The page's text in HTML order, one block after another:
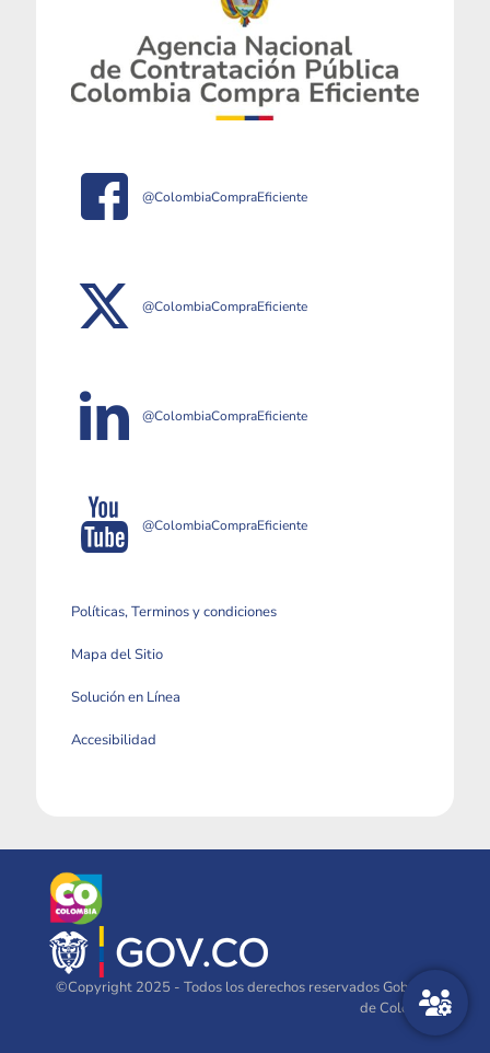
@ColombiaCompraEficiente
@ColombiaCompraEficiente
@ColombiaCompraEficiente
@ColombiaCompraEficiente
Políticas, Terminos y condiciones
Mapa del Sitio
Solución en Línea
Accesibilidad
©Copyright 2025 - Todos los derechos reservados Gobierno
de Colombia